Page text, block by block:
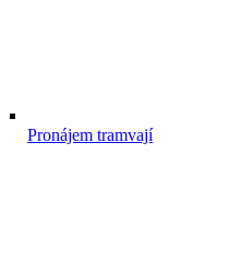
Pronájem tramvají